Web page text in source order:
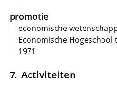
promotie
economische
Economische
1971
Activiteiten